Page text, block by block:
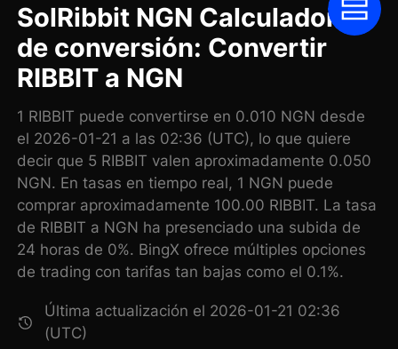
SolRibbit NGN Calculadora
de conversión: Convertir
RIBBIT a NGN
1 RIBBIT puede convertirse en 0.010 NGN desde
el 2026-01-21 a las 02:36 (UTC), lo que quiere
decir que 5 RIBBIT valen aproximadamente 0.050
NGN. En tasas en tiempo real, 1 NGN puede
comprar aproximadamente 100.00 RIBBIT. La tasa
de RIBBIT a NGN ha presenciado una subida de
24 horas de 0%. BingX ofrece múltiples opciones
de trading con tarifas tan bajas como el 0.1%.
Última actualización el 2026-01-21 02:36
(UTC)